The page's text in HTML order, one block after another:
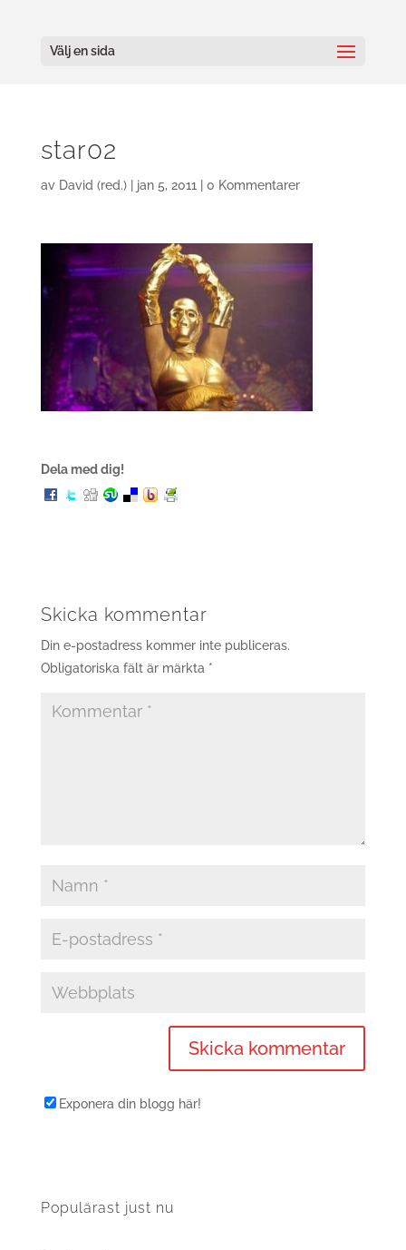
Välj en sida
star02
av David (red.)| jan 5, 2011 0 Kommentarer
Dela med dig!
Skicka kommentar
Din e-postadress kommer inte publiceras.
Obligatoriska fält är märkta *
Exponera din blogg här!
Populärast just nu